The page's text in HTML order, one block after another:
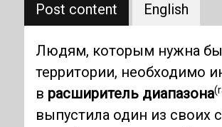
Post content English
Людям, которым нужна
территории, необходимо
в расширитель диапазона
выпустила один из своих